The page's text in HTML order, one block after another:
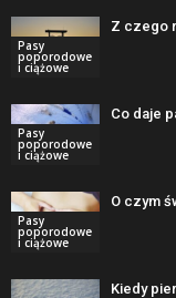
Pasy
poporodowe
i ciążowe
Z czego
Pasy
poporodowe
i ciążowe
Co daje
Pasy
poporodowe
i ciążowe
O czym
Kiedy